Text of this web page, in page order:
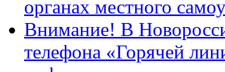
органах местного
Внимание! В
телефона «Горячей